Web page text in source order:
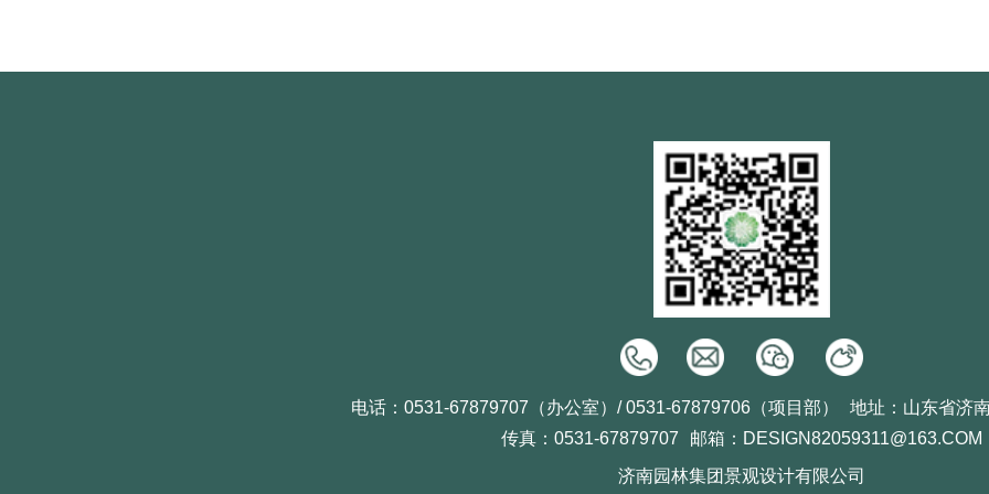
电话：0531-67879707（办公室）/ 0531-67879706（项目部）
地址：山东省济
传真：0531-67879707
邮箱：DESIGN82059311@163.COM
济南园林集团景观设计有限公司